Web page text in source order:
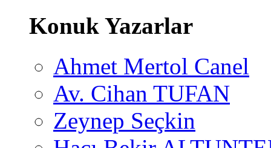
Konuk Yazarlar
Ahmet Mertol Canel
Av. Cihan TUFAN
Zeynep Seçkin